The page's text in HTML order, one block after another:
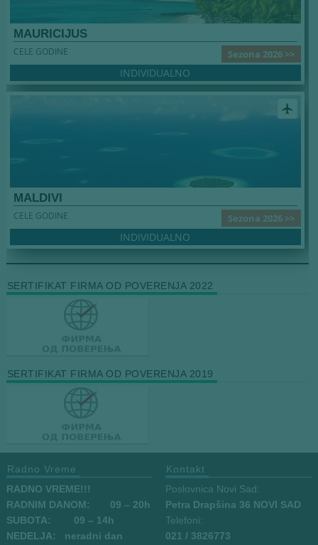
MAURICIJUS
Sezona 2026 >>
CELE GODINE
INDIVIDUALNO
airplanemode_active
MALDIVI
Sezona 2026 >>
CELE GODINE
INDIVIDUALNO
SERTIFIKAT FIRMA OD POVERENJA 2022
SERTIFIKAT FIRMA OD POVERENJA 2019
Radno Vreme
RADNO VREME!!!
RADNIM DANOM:
09 – 20h
SUBOTA: 09 – 14h
NEDELJA: neradni dan
Kontakt
Poslovnica Novi Sad:
Petra Drapšina 36 NOVI SAD
Telefoni:
021 / 3826773